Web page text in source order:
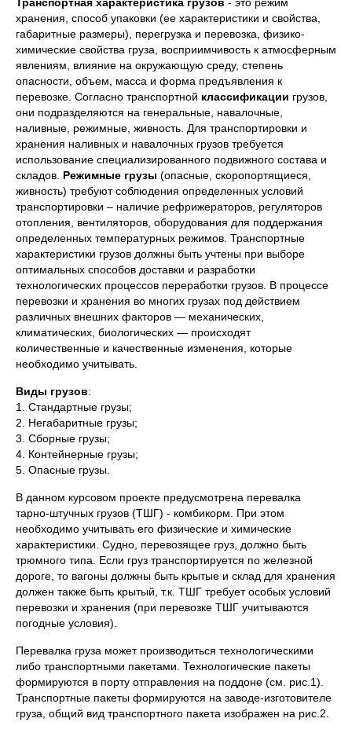
хранения, способ упаковки (ее характеристики и свойства,
габаритные размеры), перегрузка и перевозка, физико-
химические свойства груза, восприимчивость к атмосферным
явлениям, влияние на окружающую среду, степень
опасности, объем, масса и форма предъявления к
перевозке. Согласно транспортной классификации грузов,
они подразделяются на генеральные, навалочные,
наливные, режимные, живность. Для транспортировки и
хранения наливных и навалочных грузов требуется
использование специализированного подвижного состава и
складов. Режимные грузы (опасные, скоропортящиеся,
живность) требуют соблюдения определенных условий
транспортировки – наличие рефрижераторов, регуляторов
отопления, вентиляторов, оборудования для поддержания
определенных температурных режимов. Транспортные
характеристики грузов должны быть учтены при выборе
оптимальных способов доставки и разработки
технологических процессов переработки грузов. В процессе
перевозки и хранения во многих грузах под действием
различных внешних факторов — механических,
климатических, биологических — происходят
количественные и качественные изменения, которые
необходимо учитывать.
Виды грузов:
1. Стандартные грузы;
2. Негабаритные грузы;
3. Сборные грузы;
4. Контейнерные грузы;
5. Опасные грузы.
В данном курсовом проекте предусмотрена перевалка
тарно-штучных грузов (ТШГ) - комбикорм. При этом
необходимо учитывать его физические и химические
характеристики. Судно, перевозящее груз, должно быть
трюмного типа. Если груз транспортируется по железной
дороге, то вагоны должны быть крытые и склад для хранения
должен также быть крытый, т.к. ТШГ требует особых условий
перевозки и хранения (при перевозке ТШГ учитываются
погодные условия).
Перевалка груза может производиться технологическими
либо транспортными пакетами. Технологические пакеты
формируются в порту отправления на поддоне (см. рис.1).
Транспортные пакеты формируются на заводе-изготовителе
груза, общий вид транспортного пакета изображен на рис.2.